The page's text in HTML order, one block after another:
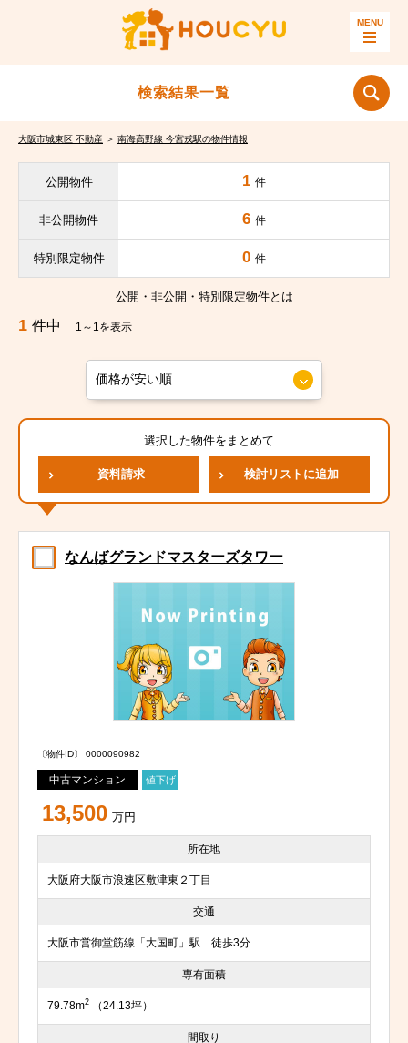
検索結果一覧
大阪市城東区 不動産 ＞ 南海高野線 今宮戎駅の物件情報
公開物件 1 件
非公開物件 6 件
特別限定物件 0 件
公開・非公開・特別限定物件とは
1 件中 1～1を表示
選択した物件をまとめて
資料請求 検討リストに追加
なんばグランドマスターズタワー
〔物件ID〕 0000090982
中古マンション 値下げ
13,500 万円
所在地
大阪府大阪市浪速区敷津東２丁目
交通
大阪市営御堂筋線「大国町」駅 徒歩3分
専有面積
79.78m2 （24.13坪）
間取り